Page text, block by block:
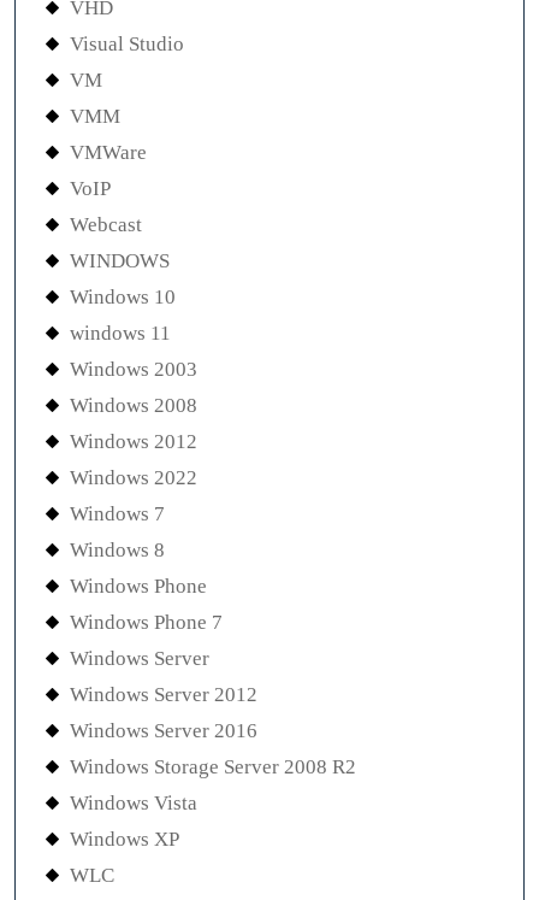
VHD
Visual Studio
VM
VMM
VMWare
VoIP
Webcast
WINDOWS
Windows 10
windows 11
Windows 2003
Windows 2008
Windows 2012
Windows 2022
Windows 7
Windows 8
Windows Phone
Windows Phone 7
Windows Server
Windows Server 2012
Windows Server 2016
Windows Storage Server 2008 R2
Windows Vista
Windows XP
WLC